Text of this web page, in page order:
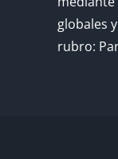
globales
rubro: